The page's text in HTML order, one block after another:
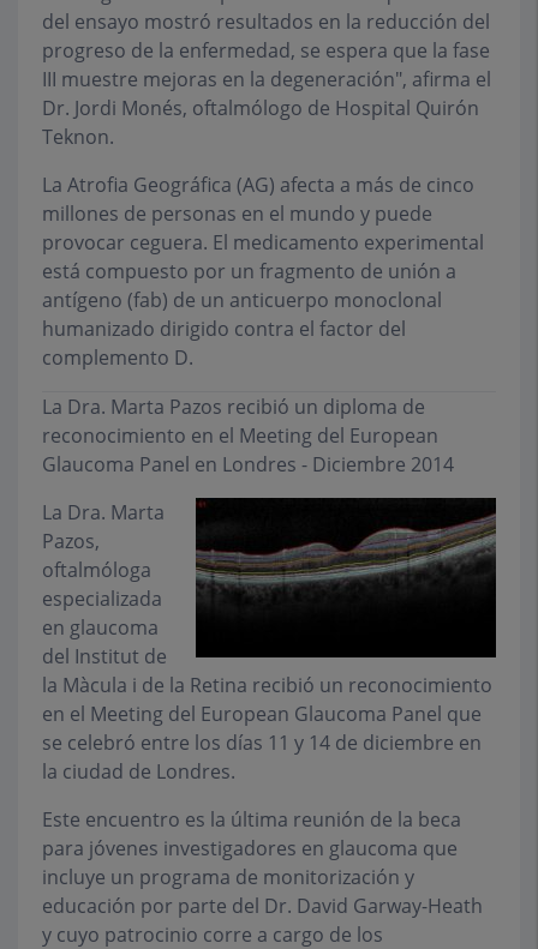
del ensayo mostró resultados en la reducción del
progreso de la enfermedad, se espera que la fase
III muestre mejoras en la degeneración", afirma el
Dr. Jordi Monés, oftalmólogo de Hospital Quirón
Teknon.
La Atrofia Geográfica (AG) afecta a más de cinco
millones de personas en el mundo y puede
provocar ceguera. El medicamento experimental
está compuesto por un fragmento de unión a
antígeno (fab) de un anticuerpo monoclonal
humanizado dirigido contra el factor del
complemento D.
La Dra. Marta Pazos recibió un diploma de
reconocimiento en el Meeting del European
Glaucoma Panel en Londres - Diciembre 2014
La Dra. Marta
Pazos,
oftalmóloga
especializada
en glaucoma
del Institut de
la Màcula i de la Retina recibió un reconocimiento
en el Meeting del European Glaucoma Panel que
se celebró entre los días 11 y 14 de diciembre en
la ciudad de Londres.
Este encuentro es la última reunión de la beca
para jóvenes investigadores en glaucoma que
incluye un programa de monitorización y
educación por parte del Dr. David Garway-Heath
y cuyo patrocinio corre a cargo de los